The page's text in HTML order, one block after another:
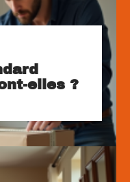
elles ?